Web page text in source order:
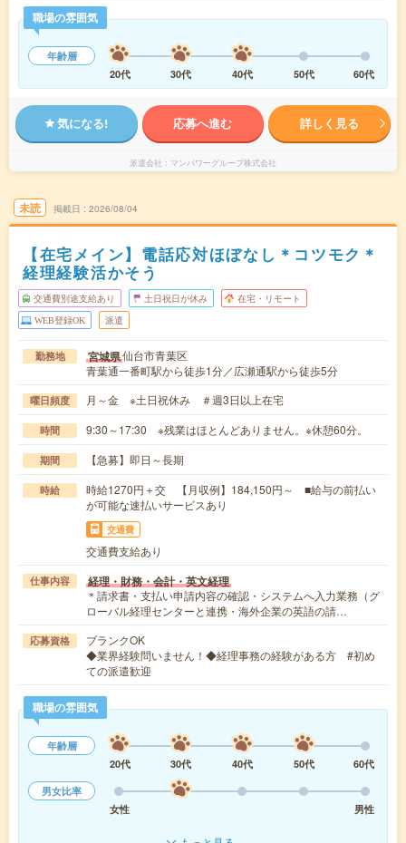
職場の雰囲気
年齢層
20代
30代 40代 50代 60代
気になる! 応募へ進む 詳しく見る
派遣会社 マンパワーグループ株式会社
未読 掲載日 2026/08/04
【在宅メイン】電話応対ほぼなし＊コツモク＊
経理経験活かそう
交通費別途支給あり 土日祝日が休み 在宅・リモート
WEB登録OK 派遣
勤務地 宮城県仙台市青葉区
青葉通一番町駅から徒歩1分／広瀬通駅から徒歩5分
曜日頻度 月～金 ※土日祝休み ＃週3日以上在宅
時間 9:30～17:30 ※残業はほとんどありません。※休憩60分。
期間 【急募】即日～長期
時給
時給1270円＋交 【月収例】184,150円～ ■給与の前払い
が可能な速払いサービスあり
交通費
交通費支給あり
仕事内容 経理・財務・会計・英文経理
＊請求書・支払い申請内容の確認・システムへ入力業務（グ
ローバル経理センターと連携・海外企業の英語の請…
応募資格
ブランクOK
◆業界経験問いません！◆経理事務の経験がある方 #初め
ての派遣歓迎
職場の雰囲気
年齢層
20代
30代 40代 50代
60代
男女比率
女性
男性